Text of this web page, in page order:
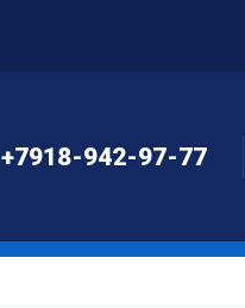
+7918-942-97-77